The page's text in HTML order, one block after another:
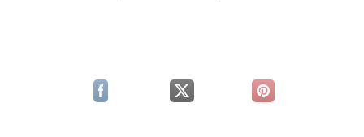
(si apre in una nuova scheda)
(si apre in una nuova scheda)
(si apre in una